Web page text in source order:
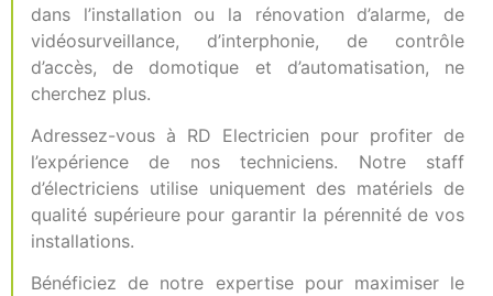
dans l’installation ou la rénovation d’alarme, de
vidéosurveillance, d’interphonie, de contrôle
d’accès, de domotique et d’automatisation, ne
cherchez plus.
Adressez-vous à RD Electricien pour profiter de
l’expérience de nos techniciens. Notre staff
d’électriciens utilise uniquement des matériels de
qualité supérieure pour garantir la pérennité de vos
installations.
Bénéficiez de notre expertise pour maximiser le